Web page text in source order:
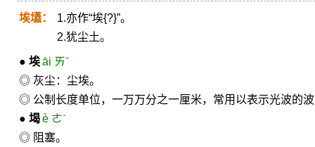
埃壒：
1.亦作“埃{?}”。
2.犹尘土。
● 埃āi ㄞˉ
◎ 灰尘：尘埃。
◎ 公制长度单位，一万万分之一厘米，常用以表示光波的
● 堨è ㄜˋ
◎ 阻塞。